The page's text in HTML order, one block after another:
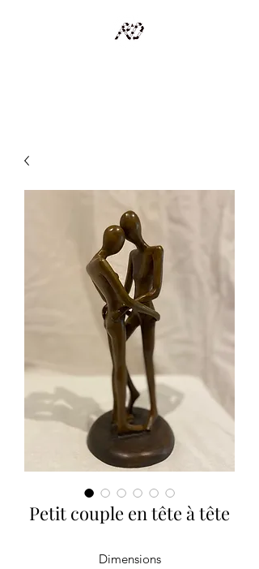
Petit couple en tête à tête
Dimensions